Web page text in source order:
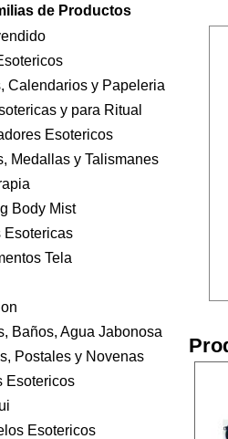
de Productos
Calendarios y Papeleria
y para Ritual
Esotericos
Medallas y Talismanes
Body Mist
Esotericas
Tela
Baños, Agua Jabonosa
Postales y Novenas
Esotericos
Esotericos